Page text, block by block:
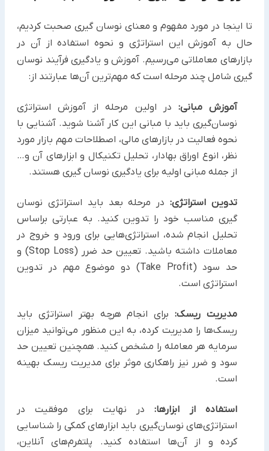
تا اینجا در مورد مفهوم و معنای نوسان گیری صحبت کردیم،
حال به آموزش این استراتژی و نحوه استفاده از آن در
بازارهای معاملاتی می‌رسیم. آموزش و یادگیری فرآیند نوسان‌
گیری شامل چند مرحله است که مهم‌ترین آن‌ها عبارتند از:
آموزش مبانی: در اولین مرحله از آموزش استراتژی
نوسان‌گیری باید با مبانی این کار آشنا شوید. آشنایی با
نحوه فعالیت در بازارهای مالی، اصطلاحات مهم بازار مورد
نظر، انوع اوراق بهادار، تحلیل تکنیکال و ابزارهای آن و…
از جمله مبانی اولیه برای یادگیری نوسان گیری هستند.
تدوین استراتژی:در مرحله بعد باید استراتژی نوسان
گیری مناسب خود را تدوین کنید. به عبارتی براساس
تحلیل انجام شده، استراتژی‌هایی برای ورود و خروج در
معاملات داشته باشید. تعیین حد ضرر (Stop Loss) و
حد سود (Take Profit) دو موضوع مهم در تدوین
استراتژی است.
مدیریت ریسک:برای انجام هرچه بهتر استراتژی باید
ریسک‌ها را مدیریت کرده، به این منظور می‌توانید میزان
سرمایه هر معامله را مشخص کنید. همچنین تعیین حد
سود و ضرر نیز راهکاری موثر برای مدیریت ریسک بهینه
است.
استفاده از ابزارها: در نهایت برای موفقیت در
استراتژی‌های نوسان‌گیری باید ابزارهای کمکی را شناسایی
کرده و از آن‌ها استفاده کنید. پلتفرم‌های آنلاین،